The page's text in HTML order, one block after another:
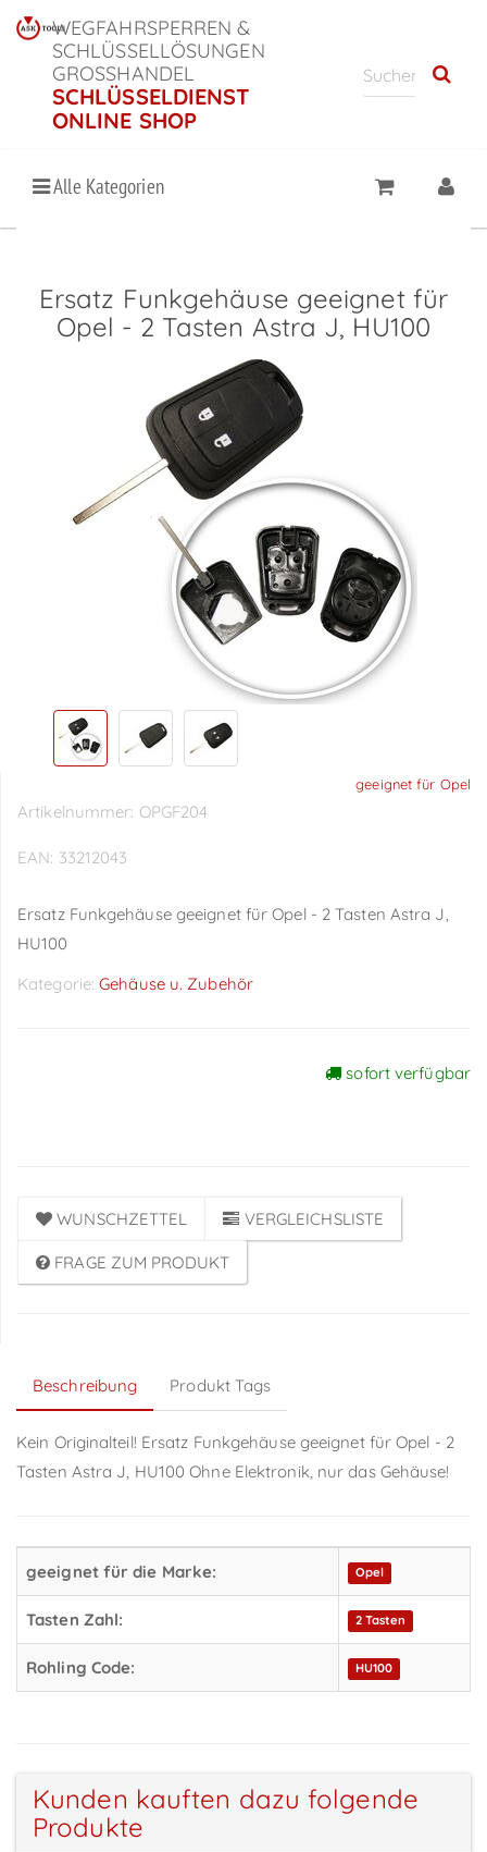
WEGFAHRSPERREN &
SCHLÜSSELLÖSUNGEN
GROSSHANDEL
SCHLÜSSELDIENST
ONLINE SHOP
Alle Kategorien
Ersatz Funkgehäuse geeignet für
Opel - 2 Tasten Astra J, HU100
geeignet für Opel
Artikelnummer: OPGF204
EAN: 33212043
Ersatz Funkgehäuse geeignet für Opel - 2 Tasten Astra J,
HU100
Kategorie:Gehäuse u. Zubehör
sofort verfügbar
WUNSCHZETTEL VERGLEICHSLISTE
FRAGE ZUM PRODUKT
Beschreibung Produkt Tags
Kein Originalteil! Ersatz Funkgehäuse geeignet für Opel - 2
Tasten Astra J, HU100 Ohne Elektronik, nur das Gehäuse!
geeignet für die Marke: Opel
Tasten Zahl: 2 Tasten
Rohling Code: HU100
Kunden kauften dazu folgende
Produkte